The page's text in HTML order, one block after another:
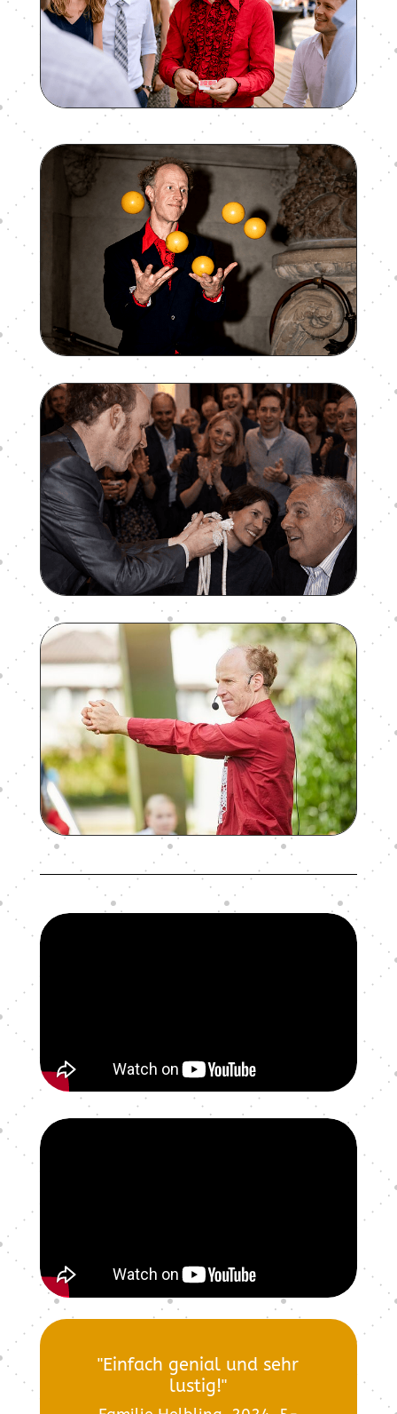
"Einfach genial und sehr
lustig!"